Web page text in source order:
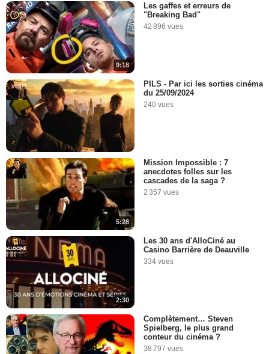
9:18
Les gaffes et erreurs de
"Breaking Bad"
42 896 vues
PILS - Par ici les sorties cinéma
du 25/09/2024
240 vues
5:28
Mission Impossible : 7
anecdotes folles sur les
cascades de la saga ?
2 357 vues
2:30
Les 30 ans d'AlloCiné au
Casino Barrière de Deauville
334 vues
Complètement… Steven
Spielberg, le plus grand
conteur du cinéma ?
38 797 vues